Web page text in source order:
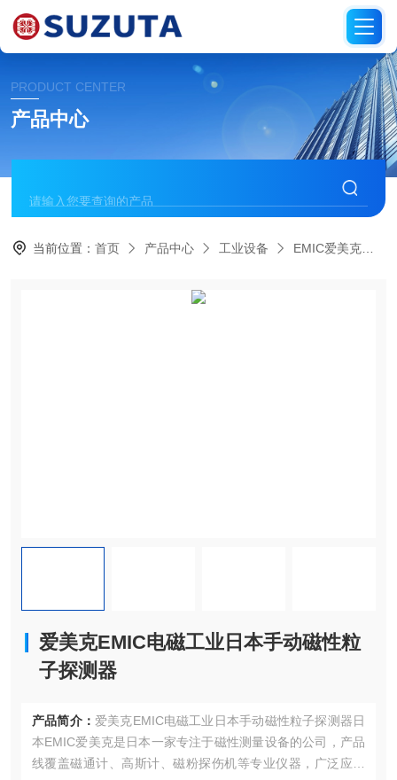
PRODUCT CENTER
产品中心
当前位置：首页 产品中心 工业设备 EMIC爱美克
爱美克EMIC电磁工业日本手动磁性粒
子探测器
产品简介： 爱美克EMIC电磁工业日本手动磁性粒子探测器日
本EMIC爱美克是日本一家专注于磁性测量设备的公司，产品
线覆盖磁通计、高斯计、磁粉探伤机等专业仪器，广泛应用